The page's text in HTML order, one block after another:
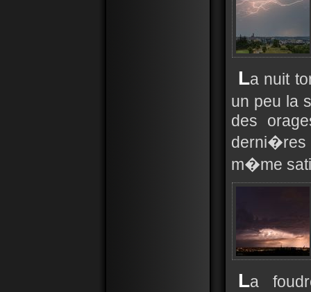
La nuit
un peu la
des
derni�res
m�me
La